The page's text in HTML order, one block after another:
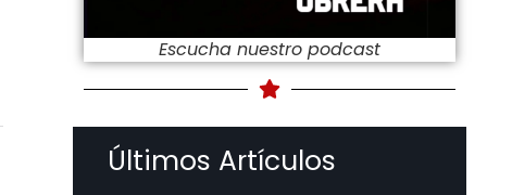
Escucha nuestro podcast
Últimos Artículos